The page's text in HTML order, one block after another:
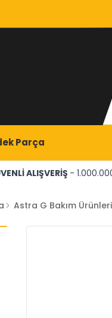
Parça
ALIŞVERİŞ -
Astra G Bakım Ürünleri